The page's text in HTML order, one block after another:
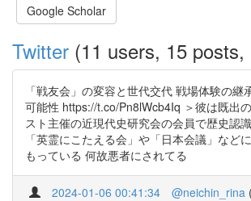
Google Scholar
Twitter (11 users, 15
「戦友会」の変容と世代交代 戦場体験の継
可能性 https://t.co/Pn8lWcb4Iq ＞彼は既出
スト主催の近現代史研究会の会員で歴史認識
「英霊にこたえる会」や「日本会議」など
もっている 何故悪者にされてる
2024-01-06 00:41:34 @neichin_rina (